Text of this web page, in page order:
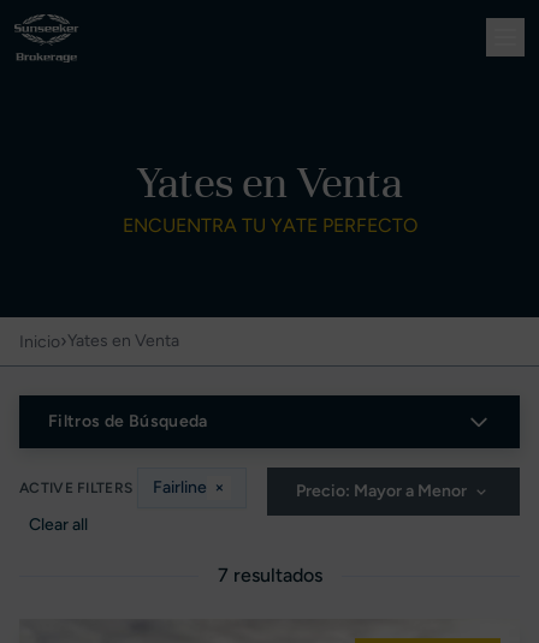
Yates en Venta
ENCUENTRA TU YATE PERFECTO
Inicio›Yates en Venta
Filtros de Búsqueda
ACTIVE FILTERS Fairline ×
Clear all
Precio: Mayor a Menor
7 resultados